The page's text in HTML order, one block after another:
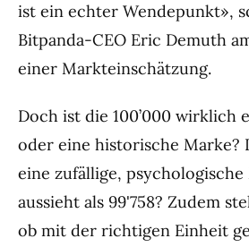
ist ein echter Wendepunkt»,
Bitpanda-CEO Eric Demuth
einer Markteinschätzung.
Doch ist die 100’000 wirklich
oder eine historische Marke?
eine zufällige, psychologische
aussieht als 99'758? Zudem
ob mit der richtigen Einheit